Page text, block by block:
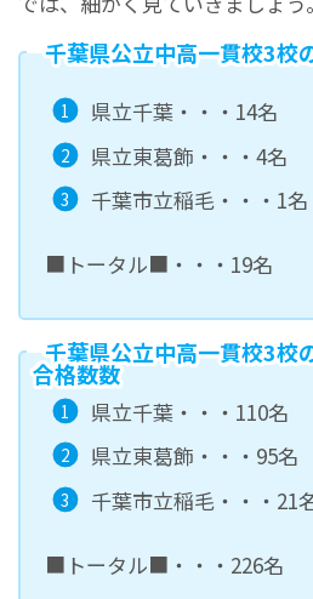
千葉県公立中高一貫校3校
県立千葉・・・14名
県立東葛飾・・・4名
千葉市立稲毛・・・1名
■トータル■・・・19名
千葉県公立中高一貫校3校
合格数数
県立千葉・・・110名
県立東葛飾・・・95名
千葉市立稲毛・・・21
■トータル■・・・226名